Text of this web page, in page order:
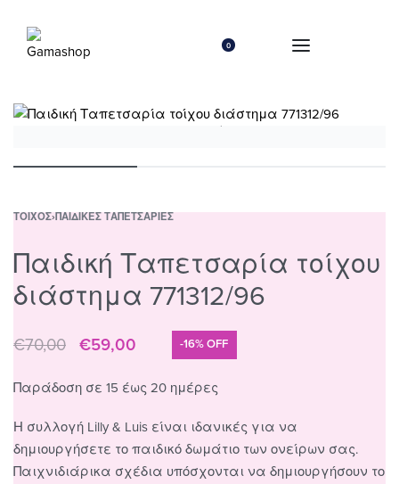
0
ΤΟΊΧΟΣ› ΠΑΙΔΙΚΈΣ ΤΑΠΕΤΣΑΡΊΕΣ
Παιδική Ταπετσαρία τοίχου
διάστημα 771312/96
€70,00 €59,00 -16% OFF
Παράδοση σε 15 έως 20 ημέρες
Η συλλογή Lilly & Luis είναι ιδανικές για να
δημιουργήσετε το παιδικό δωμάτιο των ονείρων σας.
Παιχνιδιάρικα σχέδια υπόσχονται να δημιουργήσουν το